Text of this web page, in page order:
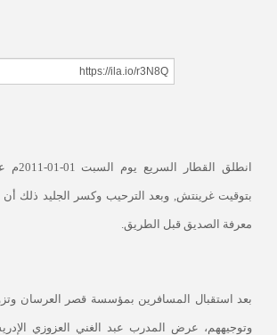
انطلق القطار السريع يوم السبت 01-01-2011م على الساعة
بتوقيت غرينتش, وبعد الترحيب وكسر الجليد ذلك
معرفة الصديق قبل الطريق.
بعد استقبال المسافرين بمؤسسة قصر العرسان
وتوجيههم، عرض المدرب عبد الغني العزوزي